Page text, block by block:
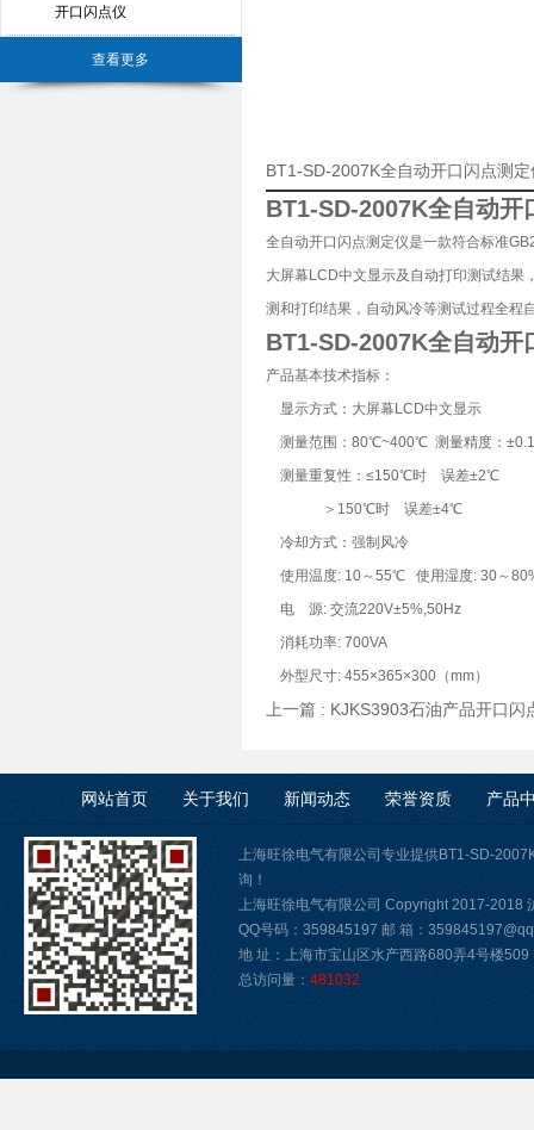
开口闪点仪
查看更多
BT1-SD-2007K全自动开口闪点测
BT1-SD-2007K全自动开
全自动开口闪点测定仪是一款符合标准
大屏幕LCD中文显示及自动打印测试结果
测和打印结果，自动风冷等测试过程全程
BT1-SD-2007K全自动开
产品基本技术指标：
显示方式：大屏幕LCD中文显示
测量范围：80℃~400℃ 测量精度：
测量重复性：≤150℃时 误差±2℃
＞150℃时 误差±4℃
冷却方式：强制风冷
使用温度: 10～55℃ 使用湿度: 30～
电 源: 交流220V±5%,50Hz
消耗功率: 700VA
外型尺寸: 455×365×300（mm）
上一篇 : KJKS3903石油产品开口闪
网站首页 关于我们 新闻动态 荣誉资质 产品
上海旺徐电气有限公司专业提供BT1-SD-
询！
上海旺徐电气有限公司 Copyright 2017-2018
QQ号码：359845197 邮 箱：
地 址：上海市宝山区水产西路680弄4号楼509
总访问量： 481032